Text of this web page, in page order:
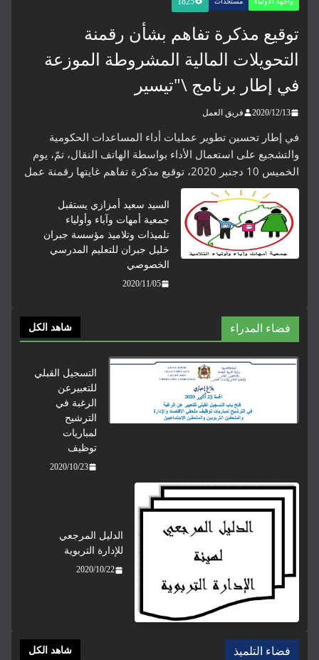
توقيع مذكرة تفاهم بشأن رقمنة
التحويلات المالية المشروطة الموزعة
في إطار برنامج \"تيسير
2020/12/13 فريق العمل
في إطار تحسين تطوير عمليات أداء المساعدات الحكومية
والتشجيع على استعمال الأداء بواسطة الهاتف النقال، تمّ، يوم
الخميس 10 دجنبر 2020، توقيع مذكرة تفاهم غايتها رقمنة عمل
السيد سعيد أمزازي يستقبل
جمعية أمهات وآباء وأولياء
تلميذات وتلاميذ مؤسسة جبران
خليل جبران للتعليم المدرسي
الخصوصي
2020/11/05
فضاء المدراء شاهد الكل
التسجيل القبلي
للتعبيرعن
الرغبة في
الترشيح
لمباريات
توظيف
2020/10/23
الدليل المرجعي
للإدارة التربوية
2020/10/22
فضاء التلميذ شاهد الكل